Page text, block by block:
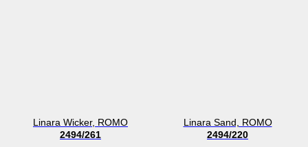
Linara Wicker, ROMO
2494/261
Linara Sand, ROMO
2494/220